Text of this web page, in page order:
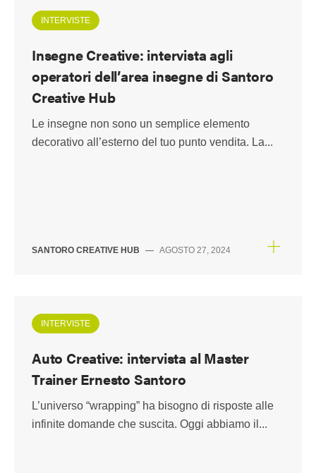
INTERVISTE
Insegne Creative: intervista agli
operatori dell’area insegne di Santoro
Creative Hub
Le insegne non sono un semplice elemento
decorativo all’esterno del tuo punto vendita. La...
SANTORO CREATIVE HUB — AGOSTO 27, 2024
INTERVISTE
Auto Creative: intervista al Master
Trainer Ernesto Santoro
L’universo “wrapping” ha bisogno di risposte alle
infinite domande che suscita. Oggi abbiamo il...